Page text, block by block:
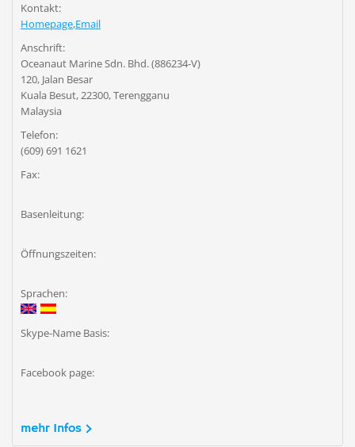
Kontakt:
Homepage,Email
Anschrift:
Oceanaut Marine Sdn. Bhd. (886234-V)
120, Jalan Besar
Kuala Besut, 22300, Terengganu
Malaysia
Telefon:
(609) 691 1621
Fax:
Basenleitung:
Öffnungszeiten:
Sprachen:
Skype-Name Basis:
Facebook page:
mehr Infos